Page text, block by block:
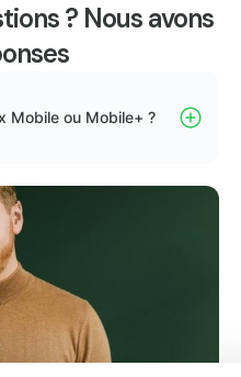
? Nous avons
Mobile ou Mobile+ ?